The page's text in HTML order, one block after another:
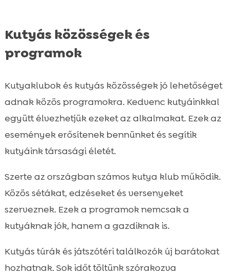
Kutyás közösségek és
programok
Kutyaklubok és kutyás közösségek jó lehetőséget
adnak közös programokra. Kedvenc kutyáinkkal
együtt élvezhetjük ezeket az alkalmakat. Ezek az
események erősítenek bennünket és segítik
kutyáink társasági életét.
Szerte az országban számos kutya klub működik.
Közös sétákat, edzéseket és versenyeket
szerveznek. Ezek a programok nemcsak a
kutyáknak jók, hanem a gazdiknak is.
Kutyás túrák és játszótéri találkozók új barátokat
hozhatnak. Sok időt töltünk szórakozva